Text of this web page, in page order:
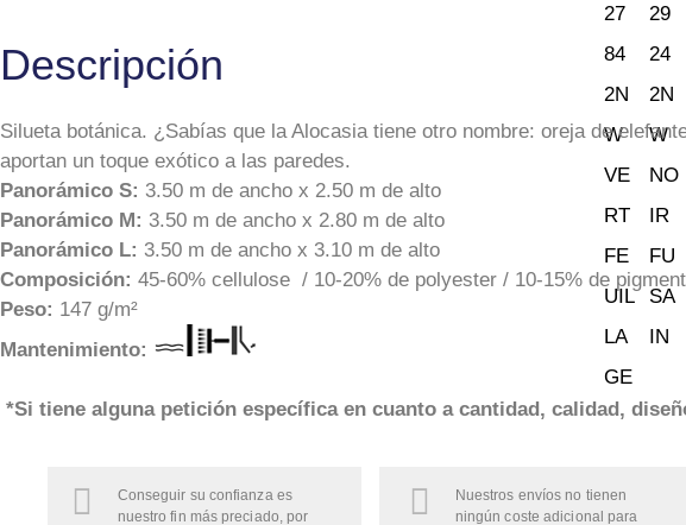
Descripción
Silueta botánica. ¿Sabías que la Alocasia tiene otro nombre: oreja de
aportan un toque exótico a las paredes.
Panorámico S: 3.50 m de ancho x 2.50 m de alto
Panorámico M: 3.50 m de ancho x 2.80 m de alto
Panorámico L: 3.50 m de ancho x 3.10 m de alto
Composición: 45-60% cellulose / 10-20% de polyester / 10-15% de
Peso: 147 g/m²
Mantenimiento:
*Si tiene alguna petición específica en cuanto a cantidad, calidad,
Conseguir su confianza es
nuestro fin más preciado, por
Nuestros envíos no tienen
ningún coste adicional para